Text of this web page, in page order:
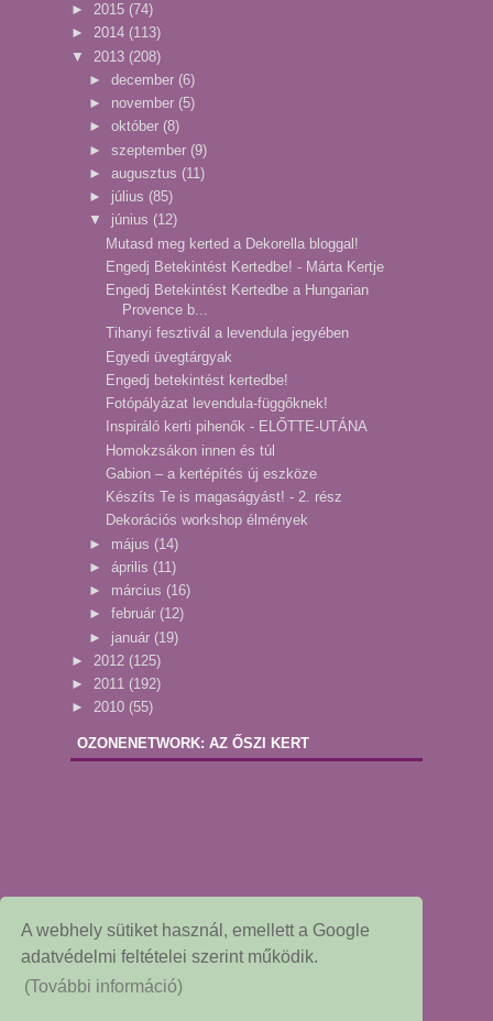
A webhely sütiket használ, emellett a Google
adatvédelmi feltételei szerint működik.
(További információ)
► 2015 (74)
► 2014 (113)
▼ 2013 (208)
► december (6)
► november (5)
► október (8)
► szeptember (9)
► augusztus (11)
► július (85)
▼ június (12)
Mutasd meg kerted a Dekorella bloggal!
Engedj Betekintést Kertedbe! - Márta Kertje
Engedj Betekintést Kertedbe a Hungarian
Provence b...
Tihanyi fesztivál a levendula jegyében
Egyedi üvegtárgyak
Engedj betekintést kertedbe!
Fotópályázat levendula-függőknek!
Inspiráló kerti pihenők - ELŐTTE-UTÁNA
Homokzsákon innen és túl
Gabion – a kertépítés új eszköze
Készíts Te is magaságyást! - 2. rész
Dekorációs workshop élmények
► május (14)
► április (11)
► március (16)
► február (12)
► január (19)
► 2012 (125)
► 2011 (192)
► 2010 (55)
OZONENETWORK: AZ ŐSZI KERT